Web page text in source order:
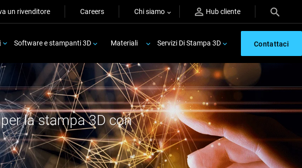
un rivenditore Careers Chi siamo Hub cliente
Software e stampanti 3D Materiali Servizi Di Stampa 3D Contattaci
la stampa 3D con